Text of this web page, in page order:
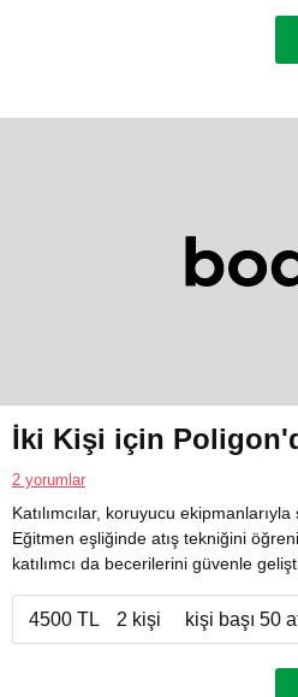
İki Kişi için
2 yorumlar
Katılımcılar, koruyucu ekipmanlarıyla
Eğitmen eşliğinde atış tekniğini
katılımcı da becerilerini güvenle
4500 TL 2 kişi kişi başı 50